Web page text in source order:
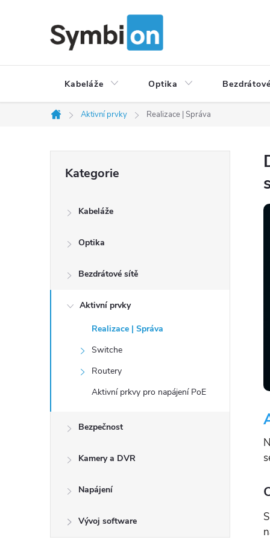
Kabeláže Optika
Domů
Aktivní prvky Realizace | Správa
í
kategorie
Kategorie
Kabeláže
Optika
Bezdrátové sítě
Aktivní prvky
Realizace | Správa
Switche
Routery
Aktivní prkvy pro napájení PoE
Bezpečnost
Kamery a DVR
Napájení
Vývoj software